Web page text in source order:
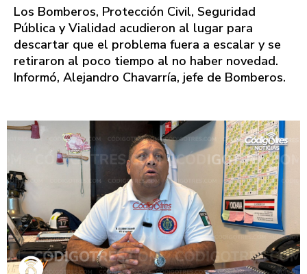
Los Bomberos, Protección Civil, Seguridad
Pública y Vialidad acudieron al lugar para
descartar que el problema fuera a escalar y se
retiraron al poco tiempo al no haber novedad.
Informó, Alejandro Chavarría, jefe de Bomberos.